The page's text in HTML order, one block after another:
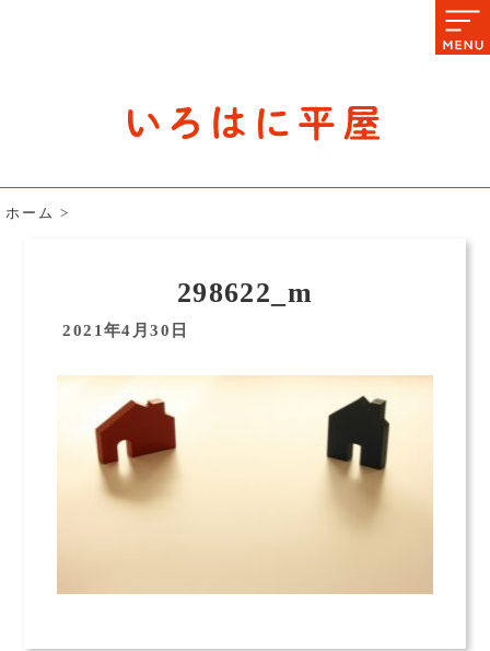
ホーム >
298622_m
2021年4月30日